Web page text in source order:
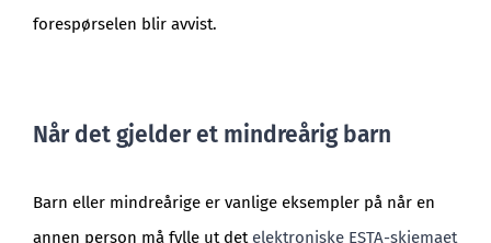
forespørselen blir avvist.
Når det gjelder et mindreårig barn
Barn eller mindreårige er vanlige eksempler på når en
annen person må fylle ut det elektroniske ESTA-skjemaet